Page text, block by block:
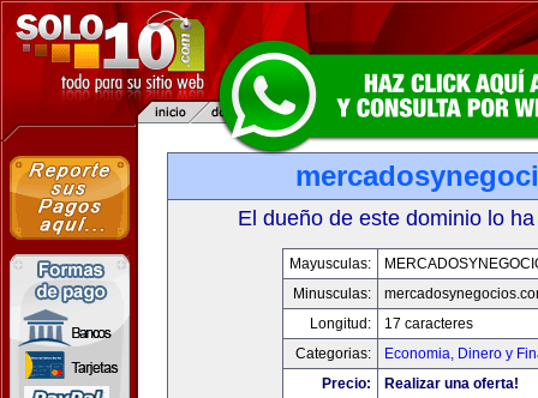
El dueño de este dominio lo
Mayusculas:
Minusculas:
Longitud:
17 caracteres
Categorias:
Economia, Dinero y
Precio:
Realizar una oferta!